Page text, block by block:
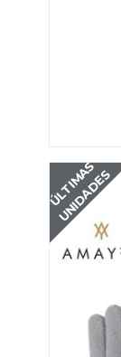
ÚLTIMAS
UNIDADES